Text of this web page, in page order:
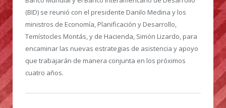
(BID) se reunió con el presidente Danilo Medina y los
ministros de Economía, Planificación y Desarrollo,
Temístocles Montás, y de Hacienda, Simón Lizardo, para
encaminar las nuevas estrategias de asistencia y apoyo
que trabajarán de manera conjunta en los próximos
cuatro años.